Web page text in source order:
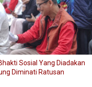
Sosial Yang Diadakan
Diminati Ratusan